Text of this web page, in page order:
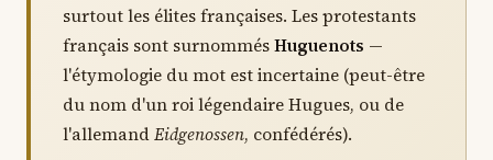
surtout les élites françaises. Les protestants
français sont surnommésHuguenots —
l'étymologie du mot est incertaine (peut-être
du nom d'un roi légendaire Hugues, ou de
l'allemandEidgenossen, confédérés).